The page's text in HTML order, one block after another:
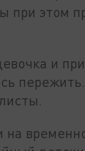
при этом
и
на